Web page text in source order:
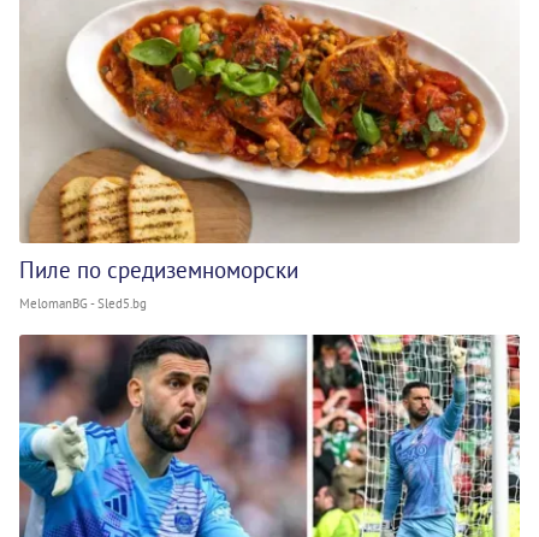
Пиле по средиземноморски
MelomanBG - Sled5.bg